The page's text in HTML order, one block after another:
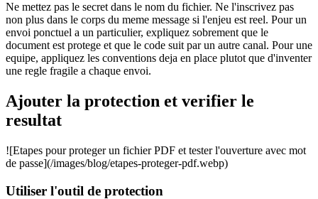
Ne mettez pas le secret dans le nom du fichier. Ne l'inscrivez pas
non plus dans le corps du meme message si l'enjeu est reel. Pour un
envoi ponctuel a un particulier, expliquez sobrement que le
document est protege et que le code suit par un autre canal. Pour une
equipe, appliquez les conventions deja en place plutot que d'inventer
une regle fragile a chaque envoi.
Ajouter la protection et verifier le
resultat
![Etapes pour proteger un fichier PDF et tester l'ouverture avec mot
de passe](/images/blog/etapes-proteger-pdf.webp)
Utiliser l'outil de protection